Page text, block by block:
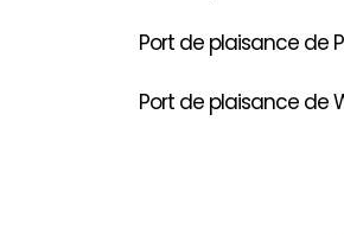
Port de plaisance de
Port de plaisance de